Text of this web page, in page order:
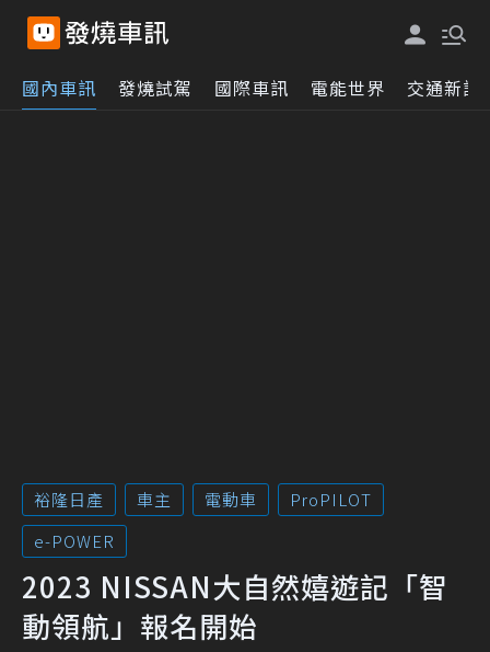
國內車訊 發燒試駕 國際車訊 電能世界 交通新訊
裕隆日產 車主 電動車
ProPILOT
e-POWER
2023 NISSAN大自然嬉遊記「智
動領航」報名開始